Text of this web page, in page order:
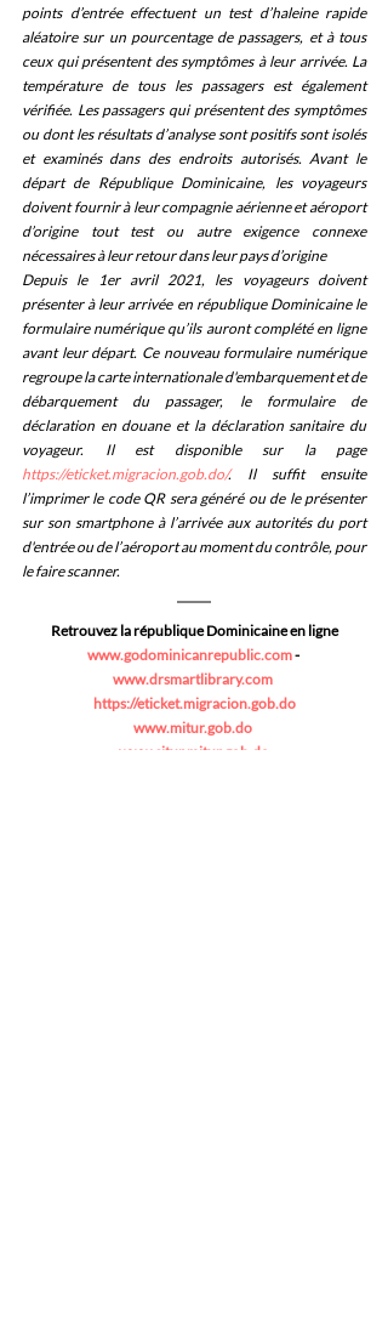
points d’entrée effectuent un test d’haleine rapide
aléatoire sur un pourcentage de passagers, et à tous
ceux qui présentent des symptômes à leur arrivée. La
température de tous les passagers est également
vérifiée. Les passagers qui présentent des symptômes
ou dont les résultats d’analyse sont positifs sont isolés
et examinés dans des endroits autorisés. Avant le
départ de République Dominicaine, les voyageurs
doivent fournir à leur compagnie aérienne et aéroport
d’origine tout test ou autre exigence connexe
nécessaires à leur retour dans leur pays d’origine
Depuis le 1er avril 2021, les voyageurs doivent
présenter à leur arrivée en république Dominicaine le
formulaire numérique qu’ils auront complété en ligne
avant leur départ. Ce nouveau formulaire numérique
regroupe la carte internationale d'embarquement et de
débarquement du passager, le formulaire de
déclaration en douane et la déclaration sanitaire du
voyageur. Il est disponible sur la page
https://eticket.migracion.gob.do/. Il suffit ensuite
l’imprimer le code QR sera généré ou de le présenter
sur son smartphone à l’arrivée aux autorités du port
d'entrée ou de l’aéroport au moment du contrôle, pour
le faire scanner.
Retrouvez la république Dominicaine en ligne
www.godominicanrepublic.com -
www.drsmartlibrary.com
https://eticket.migracion.gob.do
www.mitur.gob.do
www.situr.mitur.gob.do